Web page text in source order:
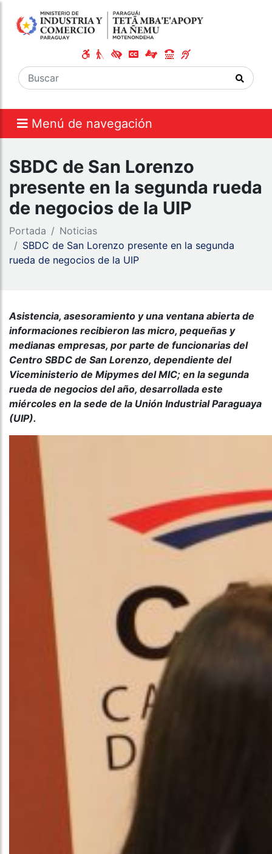
Menú de navegación
SBDC de San Lorenzo
presente en la segunda rueda
de negocios de la UIP
Portada
Noticias
SBDC de San Lorenzo presente en la segunda
rueda de negocios de la UIP
Asistencia, asesoramiento y una ventana abierta de
informaciones recibieron las micro, pequeñas y
medianas empresas, por parte de funcionarias del
Centro SBDC de San Lorenzo, dependiente del
Viceministerio de Mipymes del MIC; en la segunda
rueda de negocios del año, desarrollada este
miércoles en la sede de la Unión Industrial Paraguaya
(UIP).